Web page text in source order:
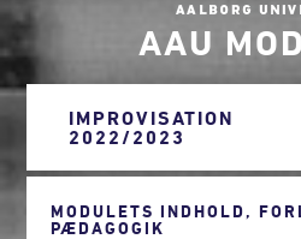
AAU
IMPROVISATION
2022/2023
MODULETS INDHOLD,
PÆDAGOGIK